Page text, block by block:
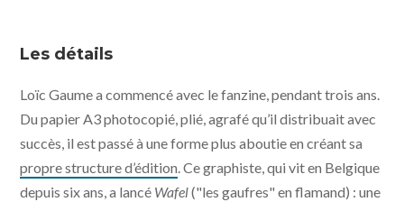
Les détails
Loïc Gaume a commencé avec le fanzine, pendant trois ans.
Du papier A3 photocopié, plié, agrafé qu’il distribuait avec
succès, il est passé à une forme plus aboutie en créant sa
propre structure d’édition. Ce graphiste, qui vit en Belgique
depuis six ans, a lancé Wafel("les gaufres" en flamand) : une